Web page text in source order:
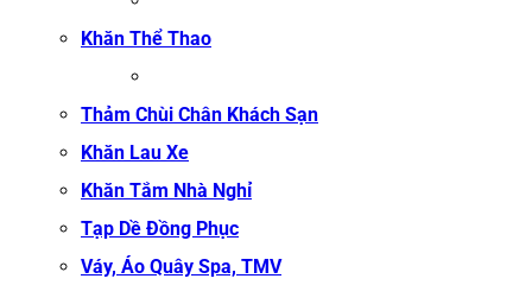
Khăn Thể Thao
Thảm Chùi Chân Khách Sạn
Khăn Lau Xe
Khăn Tắm Nhà Nghỉ
Tạp Dề Đồng Phục
Váy, Áo Quây Spa, TMV